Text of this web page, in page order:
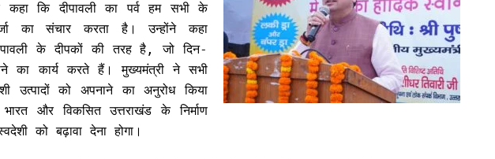
कहा कि दीपावली का पर्व हम सभी के
का संचार करता है। उन्होंने कहा
के दीपकों की तरह है, जो दिन-
का कार्य करते हैं। मुख्यमंत्री ने सभी
उत्पादों को अपनाने का अनुरोध किया
और विकसित उत्तराखंड के निर्माण
को बढ़ावा देना होगा।